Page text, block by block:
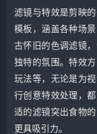
滤镜与特效是剪映
模板，涵盖各种场
古怀旧的色调滤镜
独特的氛围。特效
玩法等，无论是为
行创意特效处理，
适的滤镜突出食物
更具吸引力。